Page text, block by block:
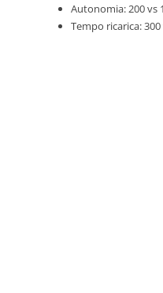
Autonomia: 200 vs
Tempo ricarica: